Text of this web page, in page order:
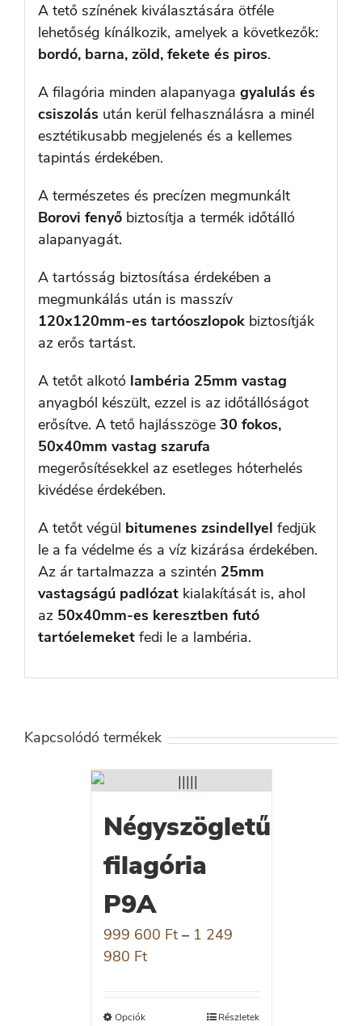
A tető színének kiválasztására ötféle
lehetőség kínálkozik, amelyek a következők:
bordó, barna, zöld, fekete és piros.
A filagória minden alapanyaga gyalulás és
csiszolás után kerül felhasználásra a minél
esztétikusabb megjelenés és a kellemes
tapintás érdekében.
A természetes és precízen megmunkált
Borovi fenyőbiztosítja a termék időtálló
alapanyagát.
A tartósság biztosítása érdekében a
megmunkálás után is masszív
120x120mm-es tartóoszlopok biztosítják
az erős tartást.
A tetőt alkotó lambéria 25mm vastag
anyagból készült, ezzel is az időtállóságot
erősítve. A tető hajlásszöge 30 fokos,
50x40mm vastag szarufa
megerősítésekkel az esetleges hóterhelés
kivédése érdekében.
A tetőt végül bitumenes zsindellyel fedjük
le a fa védelme és a víz kizárása érdekében.
Az ár tartalmazza a szintén 25mm
vastagságú padlózatkialakítását is, ahol
az 50x40mm-es keresztben futó
tartóelemeketfedi le a lambéria.
Kapcsolódó termékek
Négyszögletű
filagória
P9A
999 600 Ft– 1 249
980 Ft
Opciók
Részletek